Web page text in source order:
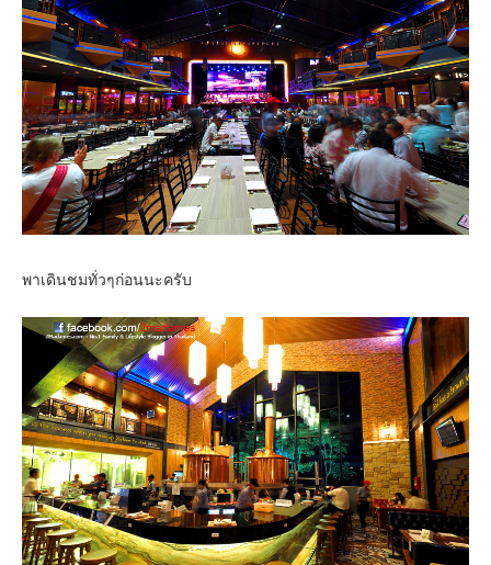
About Us
Contact & Support Us
พาเดินชมทั่วๆก่อนนะครับ